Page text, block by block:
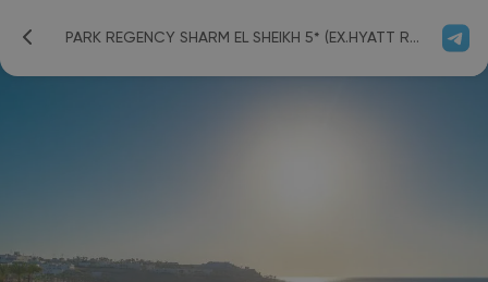
PARK REGENCY SHARM EL SHEIKH 5* (EX.HYATT REGENCY) 5*